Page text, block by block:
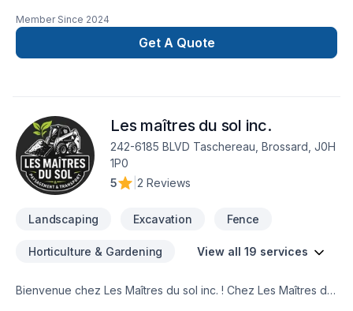
Member Since 2024
Get A Quote
Les maîtres du sol inc.
242-6185 BLVD Taschereau, Brossard, J0H
1P0
5
2 Reviews
Landscaping Excavation Fence
Horticulture & Gardening View all 19 services
Bienvenue chez Les Maîtres du sol inc. ! Chez Les Maîtres du